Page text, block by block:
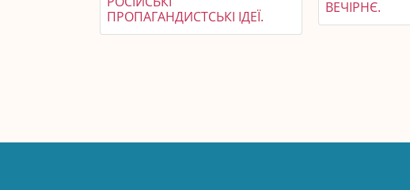
ПРОПАГАНДИСТСЬКІ ІДЕЇ.
ВЕЧІРНЄ.